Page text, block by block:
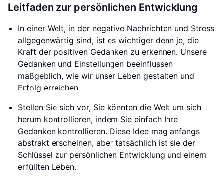
Leitfaden zur persönlichen Entwicklung
In einer Welt, in der negative Nachrichten und Stress
allgegenwärtig sind, ist es wichtiger denn je, die
Kraft der positiven Gedanken zu erkennen. Unsere
Gedanken und Einstellungen beeinflussen
maßgeblich, wie wir unser Leben gestalten und
Erfolg erreichen.
Stellen Sie sich vor, Sie könnten die Welt um sich
herum kontrollieren, indem Sie einfach Ihre
Gedanken kontrollieren. Diese Idee mag anfangs
abstrakt erscheinen, aber tatsächlich ist sie der
Schlüssel zur persönlichen Entwicklung und einem
erfüllten Leben.